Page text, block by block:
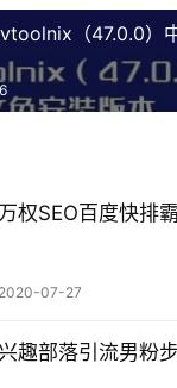
（47.0.0）
万权SEO百度快排
2020-07-27
趣部落引流男粉